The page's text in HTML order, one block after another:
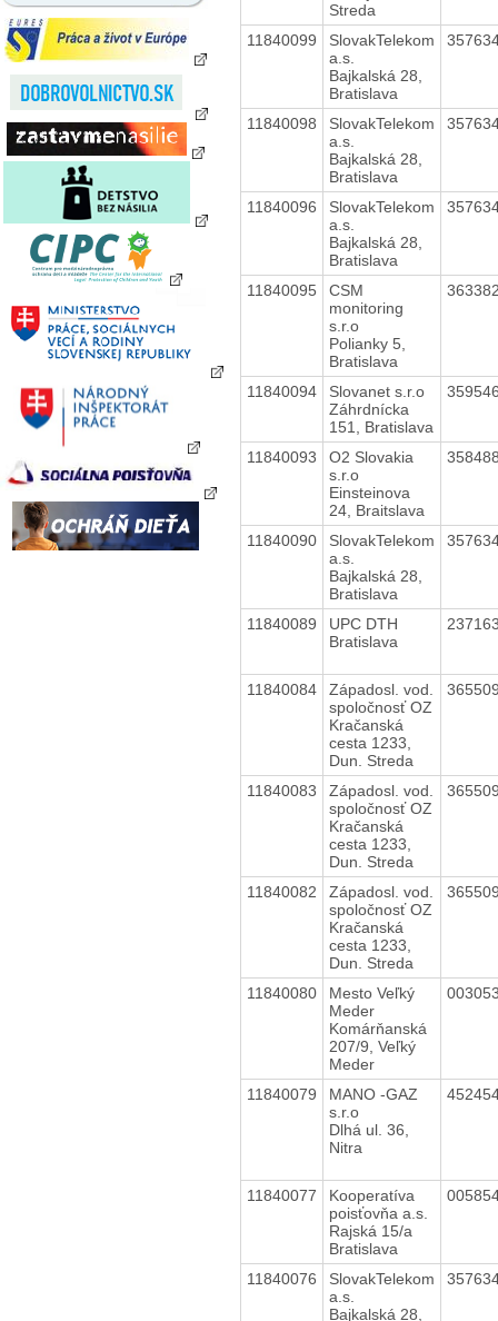
Streda
11840099
SlovakTelekom
a.s.
Bajkalská 28,
Bratislava
11840098
SlovakTelekom
a.s.
Bajkalská 28,
Bratislava
11840096
SlovakTelekom
a.s.
Bajkalská 28,
Bratislava
11840095
CSM
monitoring
s.r.o
Polianky 5,
Bratislava
11840094
Slovanet s.r.o
Záhrdnícka
151, Bratislava
11840093
O2 Slovakia
s.r.o
Einsteinova
24, Braitslava
11840090
SlovakTelekom
a.s.
Bajkalská 28,
Bratislava
11840089
UPC DTH
Bratislava
11840084
Západosl. vod.
spoločnosť OZ
Kračanská
cesta 1233,
Dun. Streda
11840083
Západosl. vod.
spoločnosť OZ
Kračanská
cesta 1233,
Dun. Streda
11840082
Západosl. vod.
spoločnosť OZ
Kračanská
cesta 1233,
Dun. Streda
11840080
Mesto Veľký
Meder
Komárňanská
207/9, Veľký
Meder
11840079
MANO -GAZ
s.r.o
Dlhá ul. 36,
Nitra
11840077
Kooperatíva
poisťovňa a.s.
Rajská 15/a
Bratislava
11840076
SlovakTelekom
a.s.
Bajkalská 28,